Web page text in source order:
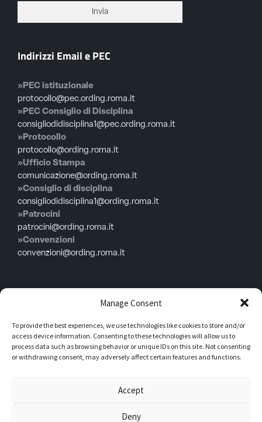
Manage Consent
To provide the best experiences, we use technologies like cookies to store and/or
access device information. Consenting to these technologies will allow us to
process data such as browsing behavior or unique IDs on this site. Not consenting
or withdrawing consent, may adversely affect certain features and functions.
Accept
Deny
Indirizzi Email e PEC
»PEC istituzionale
protocollo@pec.ording.roma.it
»PEC Consiglio di Disciplina
consigliodidisciplina1@pec.ording.roma.it
»Protocollo
protocollo@ording.roma.it
»Ufficio Stampa
comunicazione@ording.roma.it
»Consiglio di disciplina
consigliodidisciplina1@ording.roma.it
»Patrocini
patrocini@ording.roma.it
»Convenzioni
convenzioni@ording.roma.it
Menù
Privacy policy
Cookie policy
Consiglio in carica